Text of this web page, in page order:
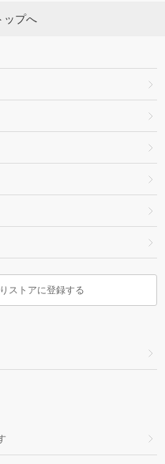
ップへ
ストアに登録する